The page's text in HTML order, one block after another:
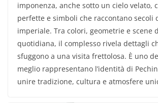
imponenza, anche sotto un cielo velato,
perfette e simboli che raccontano secoli
imperiale. Tra colori, geometrie e scene
quotidiana, il complesso rivela dettagli
sfuggono a una visita frettolosa. È uno
meglio rappresentano l’identità di
unire tradizione, cultura e atmosfere